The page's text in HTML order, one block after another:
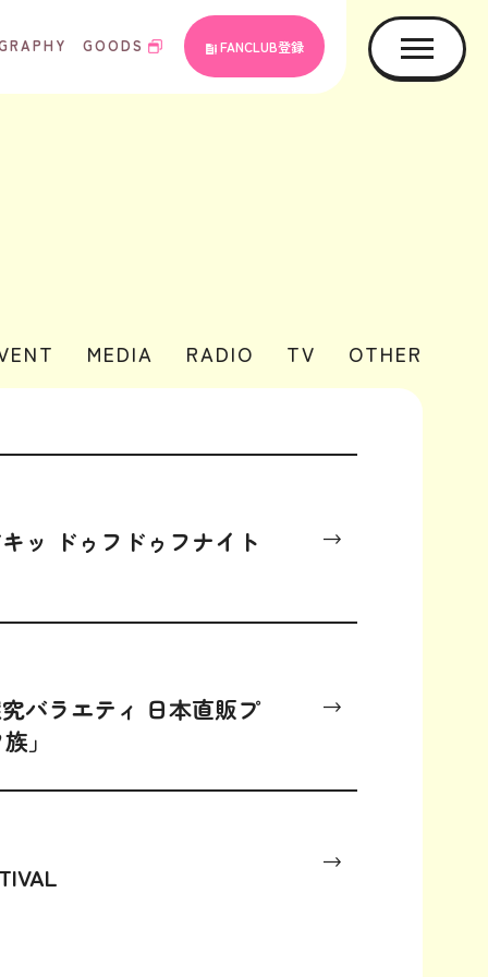
GOODS FANCLUB登録
MEDIA RADIO TV OTHER
ッ ドゥフドゥフナイト
バラエティ 日本直販プ
」